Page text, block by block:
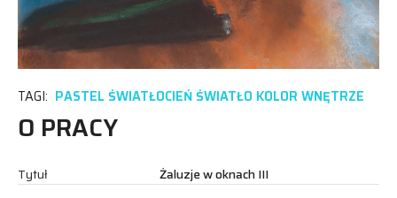
TAGI: PASTEL ŚWIATŁOCIEŃ ŚWIATŁO KOLOR WNĘTRZE
O PRACY
Tytuł
Żaluzje w oknach III